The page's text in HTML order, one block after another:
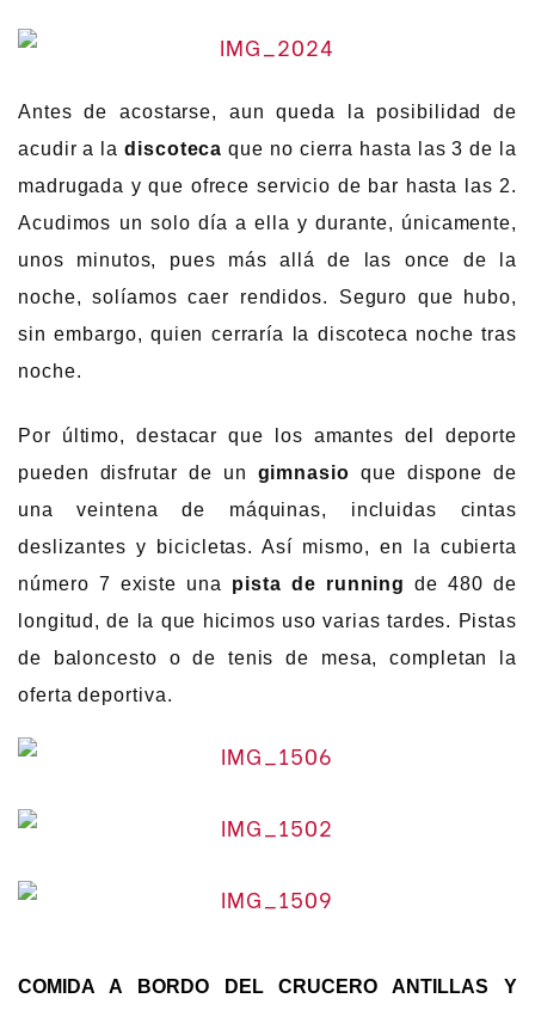
Antes de acostarse, aun queda la posibilidad de
acudir a ladiscoteca que no cierra hasta las 3 de la
madrugada y que ofrece servicio de bar hasta las 2.
Acudimos un solo día a ella y durante, únicamente,
unos minutos, pues más allá de las once de la
noche, solíamos caer rendidos. Seguro que hubo,
sin embargo, quien cerraría la discoteca noche tras
noche.
Por último, destacar que los amantes del deporte
pueden disfrutar de un gimnasio que dispone de
una veintena de máquinas, incluidas cintas
deslizantes y bicicletas. Así mismo, en la cubierta
número 7 existe una pista de running de 480 de
longitud, de la que hicimos uso varias tardes. Pistas
de baloncesto o de tenis de mesa, completan la
oferta deportiva.
COMIDA A BORDO DEL CRUCERO ANTILLAS Y